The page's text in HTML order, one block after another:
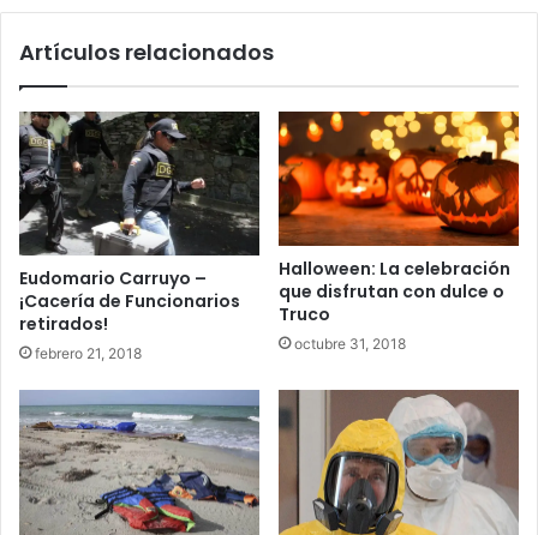
Artículos relacionados
Eudomario Carruyo –
¡Cacería de Funcionarios
retirados!
febrero 21, 2018
Halloween: La celebración
que disfrutan con dulce o
Truco
octubre 31, 2018